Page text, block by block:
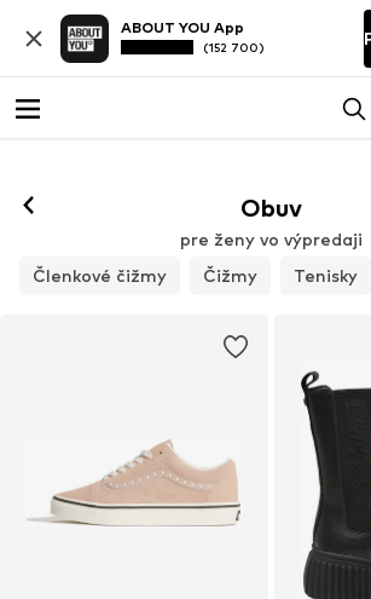
ABOUT YOU App
(152 700)
Obuv
pre ženy vo výpredaji
Členkové čižmy
Čižmy Tenisky